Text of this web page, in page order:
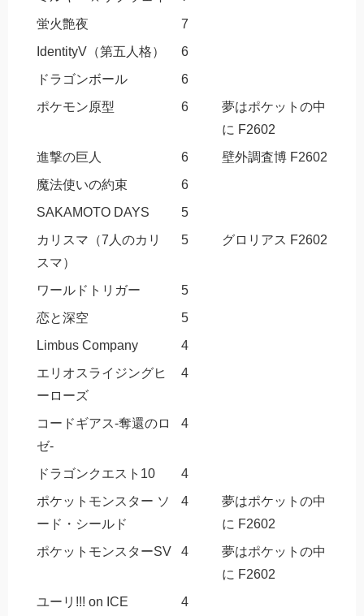
蛍火艶夜
7
IdentityV（第五人格）
6
ドラゴンボール
6
ポケモン原型
6
夢はポケットの中
に F2602
進撃の巨人
6
壁外調査博 F2602
魔法使いの約束
6
SAKAMOTO DAYS
5
カリスマ（7人のカリ
スマ）
5 グロリアス F2602
ワールドトリガー
5
恋と深空
5
Limbus Company
4
エリオスライジングヒ
ーローズ
4
コードギアス-奪還のロ
ゼ-
4
ドラゴンクエスト10
4
ポケットモンスター ソ
ード・シールド
4
夢はポケットの中
に F2602
ポケットモンスターSV
4
夢はポケットの中
に F2602
ユーリ!!! on ICE
4